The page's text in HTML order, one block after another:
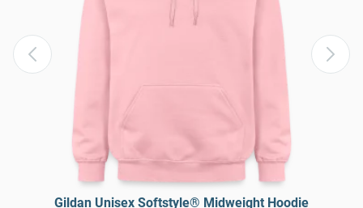
Gildan Unisex Softstyle® Midweight Hoodie